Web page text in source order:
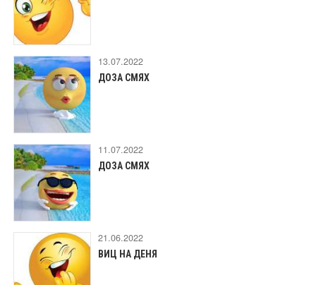
13.07.2022
ДОЗА СМЯХ
11.07.2022
ДОЗА СМЯХ
21.06.2022
ВИЦ НА ДЕНЯ